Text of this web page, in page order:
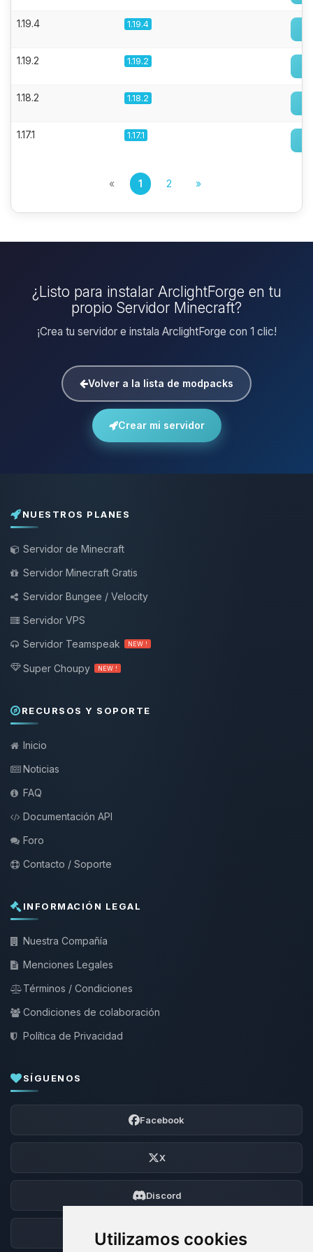
Utilizamos cookies
1.19.4 1.19.4
1.19.2 1.19.2
1.18.2 1.18.2
1.17.1 1.17.1
« 1 2 »
¿Listo para instalar ArclightForge en tu
propio Servidor Minecraft?
¡Crea tu servidor e instala ArclightForge con 1 clic!
Volver a la lista de modpacks
Crear mi servidor
NUESTROS PLANES
Servidor de Minecraft
Servidor Minecraft Gratis
Servidor Bungee / Velocity
Servidor VPS
Servidor Teamspeak
NEW !
Super Choupy NEW !
RECURSOS Y SOPORTE
Inicio
Noticias
FAQ
Documentación API
Foro
Contacto / Soporte
INFORMACIÓN LEGAL
Nuestra Compañía
Menciones Legales
Términos / Condiciones
Condiciones de colaboración
Política de Privacidad
SÍGUENOS
Facebook
X
Discord
Foro